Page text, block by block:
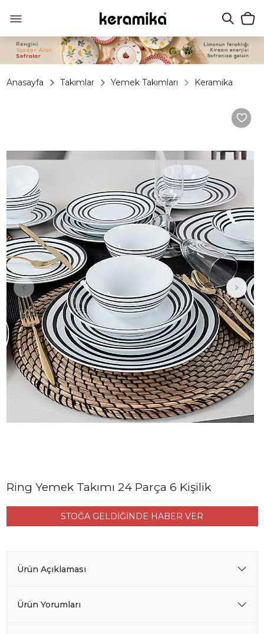
Anasayfa Takımlar Yemek Takımları Keramika
Ring Yemek Takımı 24 Parça 6 Kişilik
STOĞA GELDİĞİNDE HABER VER
Ürün Açıklaması
Ürün Yorumları